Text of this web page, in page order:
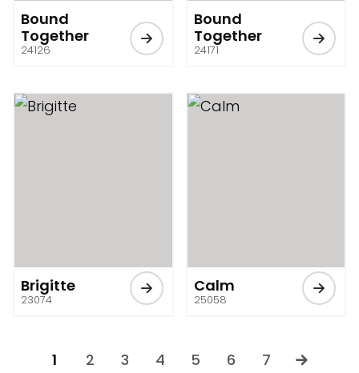
Bound
Together
24126
Bound
Together
24171
Brigitte
23074
Calm
25058
1 2 3 4 5 6 7